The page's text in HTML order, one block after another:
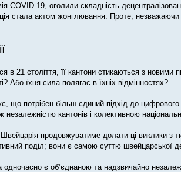
COVID-19, оголили складність
стала актом жонглювання. Проте,
21 століття, її кантони стикаються з новими
Або їхня сила полягає в їхніх відмінностях?
що потрібен більш єдиний підхід до
кантонів і колективною
продовжуватиме долати ці виклики з
поділ; вони є самою суттю швейцарської
є об’єднаною та надзвичайно